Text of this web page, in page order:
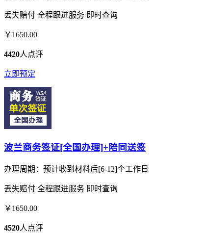
丢失赔付 全程跟进服务 即时查询
￥1650.00
4420人点评
立即预定
波兰商务签证[全国办理]+陪同送签
办理周期：预计收到材料后[6-12]个工作日
丢失赔付 全程跟进服务 即时查询
￥1650.00
4520人点评